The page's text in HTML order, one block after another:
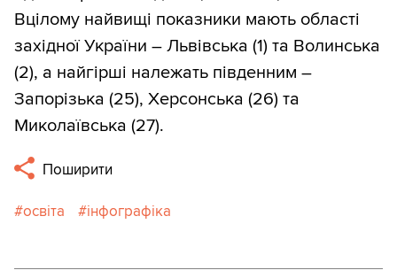
Вцілому найвищі показники мають області
західної України – Львівська (1) та Волинська
(2), а найгірші належать південним –
Запорізька (25), Херсонська (26) та
Миколаївська (27).
Поширити
освіта інфографіка